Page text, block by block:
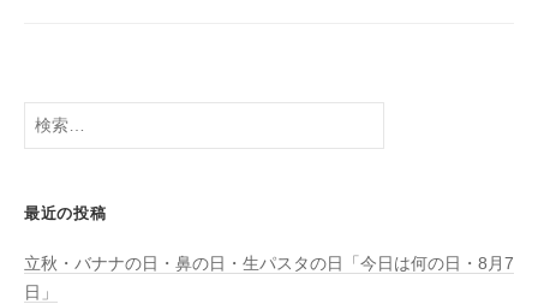
検
最近の投稿
立秋・バナナの日・鼻の日・生パスタの日「今日は何の日・8月7
日」